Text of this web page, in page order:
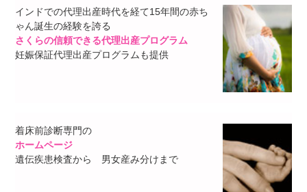
インドでの代理出産時代を経て15年間の赤ち
ゃん誕生の経験を誇る
さくらの信頼できる代理出産プログラム
妊娠保証代理出産プログラムも提供
着床前診断専門の
ホームページ
遺伝疾患検査から 男女産み分けまで